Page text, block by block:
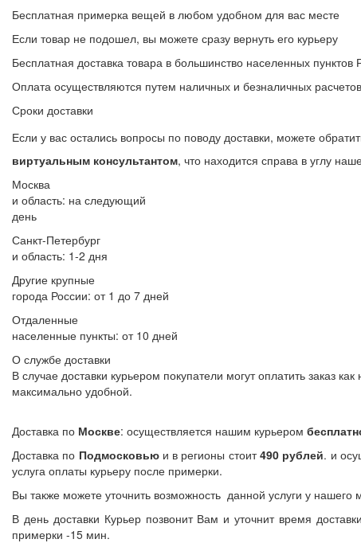
Бесплатная примерка вещей в любом удобном для вас месте
Если товар не подошел, вы можете сразу вернуть его курьеру
Бесплатная доставка товара в большинство населенных пунктов
Оплата осуществляются путем наличных и безналичных расчетов
Сроки доставки
Если у вас остались вопросы по поводу доставки, можете
виртуальным консультантом, что находится справа в углу
Москва
и область: на следующий
день
Санкт-Петербург
и область: 1-2 дня
Другие крупные
города России: от 1 до 7 дней
Отдаленные
населенные пункты: от 10 дней
О службе доставки
В случае доставки курьером покупатели могут оплатить заказ
максимально удобной.
Доставка по Москве: осуществляется нашим курьером
Доставка по Подмосковью и в регионы стоит490 рублей. и
услуга оплаты курьеру после примерки.
Вы также можете уточнить возможность данной услуги у
В день доставки Курьер позвонит Вам и уточнит время
примерки -15 мин.